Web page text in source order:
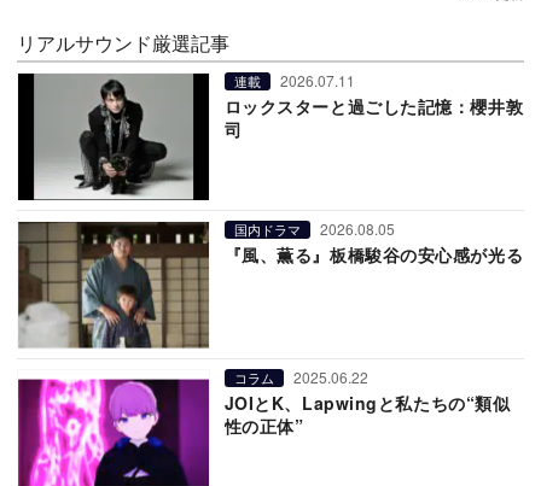
リアルサウンド厳選記事
連載 2026.07.11
ロックスターと過ごした記憶：櫻井敦
司
国内ドラマ 2026.08.05
『風、薫る』板橋駿谷の安心感が光る
コラム 2025.06.22
JOIとK、Lapwingと私たちの“類似
性の正体”